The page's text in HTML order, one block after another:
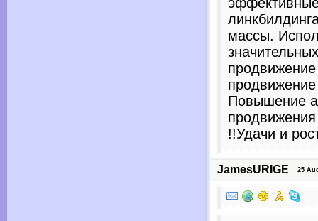
массы.
продвижение
продвижение
Повышение
!!Удачи и
JamesURIGE 25